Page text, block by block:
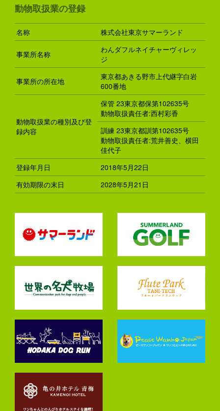
動物取扱業の登録
名称 株式会社東京サマーランド
事業所名称
わんダフルネイチャーヴィレッ
ジ
事業所の所在地
東京都あきる野市上代継字白岩
600番地
動物取扱業の種別及び登
録内容
保管 23東京都保第102635号
動物取扱責任者:西村彩香
訓練 23東京都訓第102635号
動物取扱責任者:荒井善史、横田
佳代子
登録年月日
2018年5月22日
有効期限の末日
2028年5月21日